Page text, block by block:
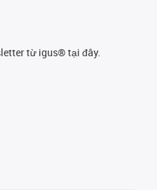
từ igus® tại đây.